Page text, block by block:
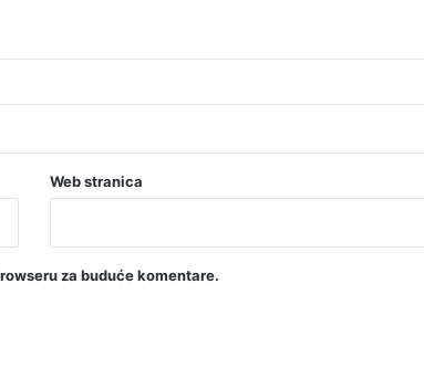
Web stranica
za buduće komentare.